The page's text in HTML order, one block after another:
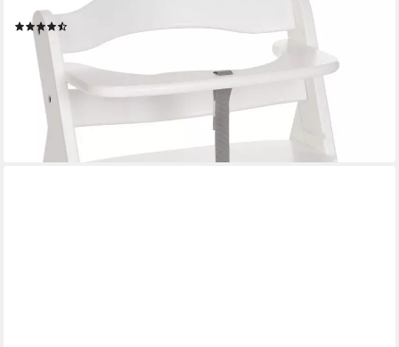
Hochstuhl Alpha+
ab 84,98 € UVP109,90 €
-23%
lieferbar - in 2-3 Werktagen bei dir